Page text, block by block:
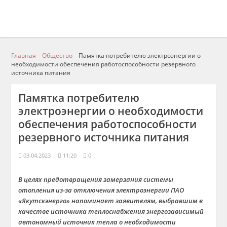
Главная Общество
Памятка потребителю электроэнергии о
необходимости обеспечения работоспособности резервного
источника питания
Памятка потребителю
электроэнергии о необходимости
обеспечения работоспособности
резервного источника питания
03.04.2023 11:20 0
В целях предотвращения замерзания системы
отопления из-за отключения электроэнергии ПАО
«Якутскэнерго» напоминает заявителям, выбравшим в
качестве источника теплоснабжения энергозависимый
автономный источник тепла о необходимости